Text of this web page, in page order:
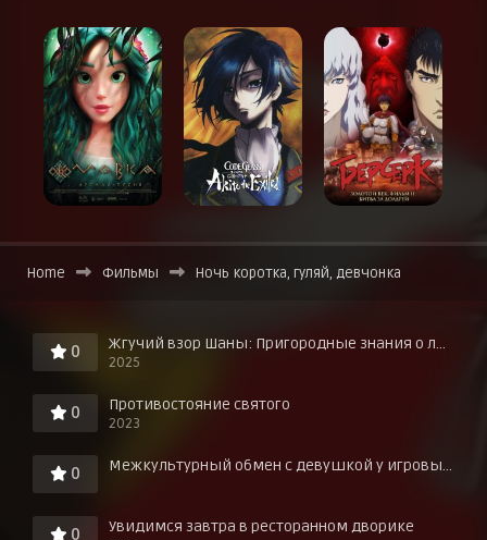
Home Фильмы Ночь коротка, гуляй, девчонка
0 Жгучий взор Шаны: Пригородные знания о любви в горячих источниках!
2025
0 Противостояние святого
2023
0 Межкультурный обмен с девушкой у игровых автоматов
0 Увидимся завтра в ресторанном дворике